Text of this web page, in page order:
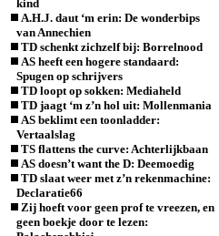
kind
A.H.J. daut ‘m erin: De wonderbips
van Annechien
TD schenkt zichzelf bij: Borrelnood
AS heeft een hogere standaard:
Spugen op schrijvers
TD loopt op sokken: Mediaheld
TD jaagt ‘m z’n hol uit: Mollenmania
AS beklimt een toonladder:
Vertaalslag
TS flattens the curve: Achterlijkbaan
AS doesn’t want the D: Deemoedig
TD slaat weer met z’n rekenmachine:
Declaratie66
Zij hoeft voor geen prof te vreezen, en
geen boekje door te lezen: